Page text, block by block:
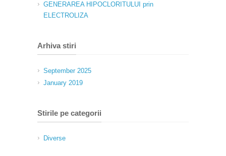
GENERAREA HIPOCLORITULUI prin
ELECTROLIZA
Arhiva stiri
September 2025
January 2019
Stirile pe categorii
Diverse